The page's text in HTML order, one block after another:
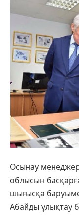
Осынау
облысын
шығысқа
Абайды ұлықтау